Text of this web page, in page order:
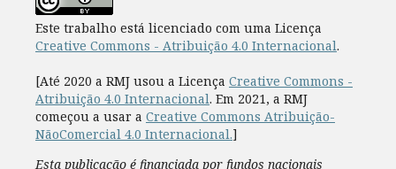
Este trabalho está licenciado com uma Licença
Creative Commons - Atribuição 4.0 Internacional.
[Até 2020 a RMJ usou a Licença Creative Commons -
Atribuição 4.0 Internacional. Em 2021, a RMJ
começou a usar a Creative Commons Atribuição-
NãoComercial 4.0 Internacional.]
Esta publicação é financiada por fundos nacionais